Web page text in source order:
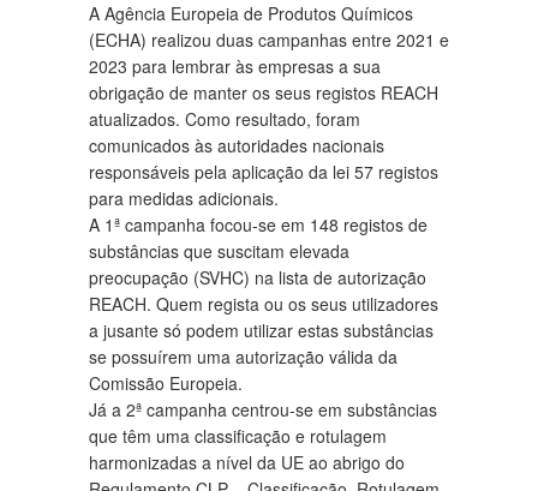
A Agência Europeia de Produtos Químicos
(ECHA) realizou duas campanhas entre 2021 e
2023 para lembrar às empresas a sua
obrigação de manter os seus registos REACH
atualizados. Como resultado, foram
comunicados às autoridades nacionais
responsáveis pela aplicação da lei 57 registos
para medidas adicionais.
A 1ª campanha focou-se em 148 registos de
substâncias que suscitam elevada
preocupação (SVHC) na lista de autorização
REACH. Quem regista ou os seus utilizadores
a jusante só podem utilizar estas substâncias
se possuírem uma autorização válida da
Comissão Europeia.
Já a 2ª campanha centrou-se em substâncias
que têm uma classificação e rotulagem
harmonizadas a nível da UE ao abrigo do